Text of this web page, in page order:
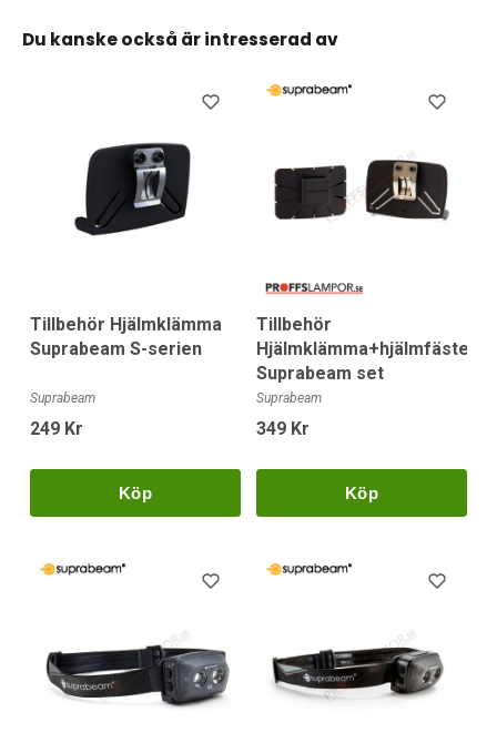
Du kanske också är intresserad av
Tillbehör Hjälmklämma
Suprabeam S-serien
Suprabeam
249 Kr
Köp
Tillbehör
Hjälmklämma+hjälmfäste
Suprabeam set
Suprabeam
349 Kr
Köp